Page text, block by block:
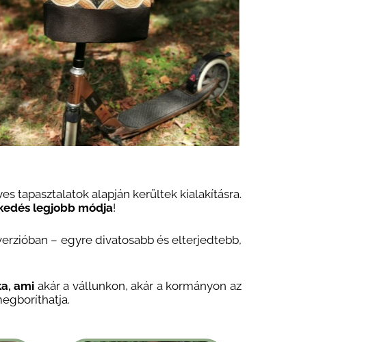
tapasztalatok alapján kerültek kialakításra.
legjobb módja!
– egyre divatosabb és elterjedtebb,
ami akár a vállunkon, akár a kormányon az